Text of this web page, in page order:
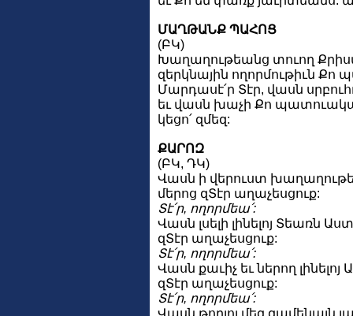
ՄԱՂԹԱՆՔ ՊԱՀՈՑ
(ԲԿ)
Խաղաղութեանց տուող
զերկնային ողորմութիւն Քո
Մարդասէ՛ր Տէր, վասն
եւ վասն խաչի Քո
կեցո՛ զմեզ:
ՔԱՐՈԶ
(ԲԿ, ԴԿ)
Վասն ի վերուստ
մերոց զՏէր աղաչեսցուք:
Տէ՛ր, ողորմեա՛:
Վասն լսելի լինելոյ Տեառն
զՏէր աղաչեսցուք:
Տէ՛ր, ողորմեա՛:
Վասն քաւիչ եւ ներող
զՏէր աղաչեսցուք:
Տէ՛ր, ողորմեա՛:
Վասն թողլոյ մեզ զամենայն